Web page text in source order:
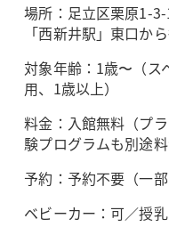
場所：足立区栗原1-
「西新井駅」東口か
対象年齢：1歳〜（ス
用、1歳以上）
料金：入館無料（プ
験プログラムも別途料
予約：予約不要（一
ベビーカー：可／授